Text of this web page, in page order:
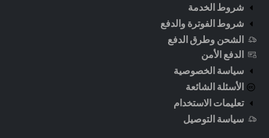
شروط الخدمة
شروط الفوترة والدفع
الشحن وطرق الدفع
الدفع الأمن
سياسة الخصوصية
الأسئلة الشائعة
تعليمات الاستخدام
سياسة التوصيل